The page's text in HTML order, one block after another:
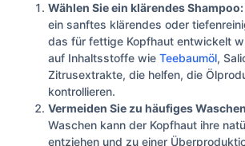
Wählen Sie ein klärendes Shampoo:
ein sanftes klärendes oder
das für fettige Kopfhaut entwickelt
auf Inhaltsstoffe wie Teebaumöl,
Zitrusextrakte, die helfen, die
kontrollieren.
Vermeiden Sie zu häufiges
Waschen kann der Kopfhaut ihre
entziehen und zu einer